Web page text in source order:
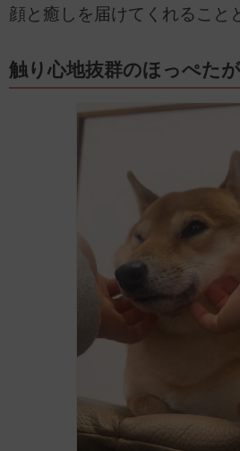
顔と癒しを届けてくれること
触り心地抜群のほっぺた